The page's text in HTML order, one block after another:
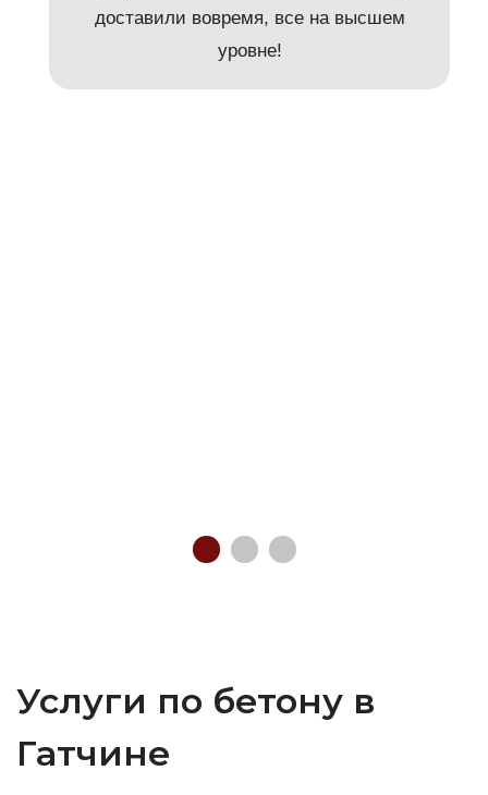
доставили вовремя, все на высшем
уровне!
Услуги по бетону в
Гатчине